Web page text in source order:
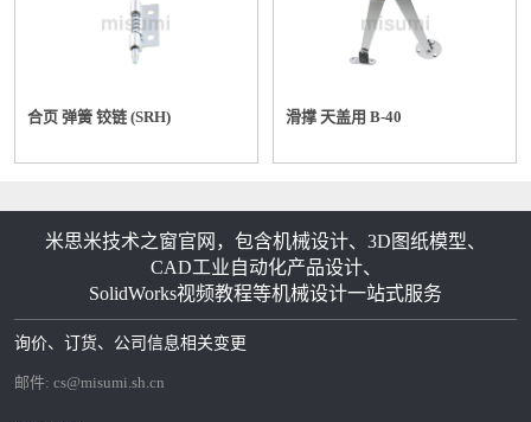
合页 弹簧 铰链 (SRH) 滑撑 天盖用 B-40
米思米技术之窗官网，包含机械设计、3D图纸模型、
CAD工业自动化产品设计、
SolidWorks视频教程等机械设计一站式服务
询价、订货、公司信息相关变更
邮件: cs@misumi.sh.cn